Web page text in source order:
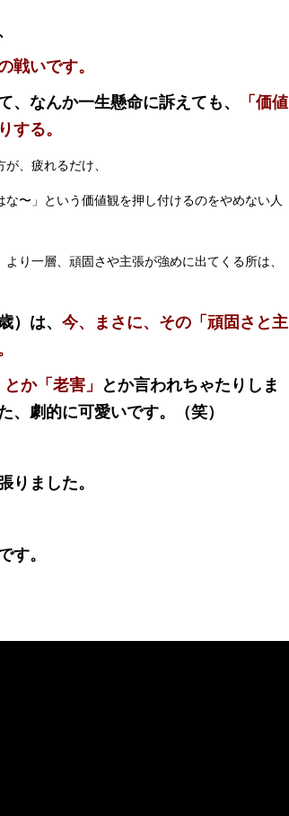
戦いです。
なんか一生懸命に訴えても、
「価値
する。
、疲れるだけ、
〜」という価値観を押し付けるのをやめない人
り一層、頑固さや主張が強めに出てくる所は、
）は、 今、まさに、その「頑固さと主
。
か「老害」
とか言われちゃたりしま
、劇的に可愛いです。（笑）
りました。
す。